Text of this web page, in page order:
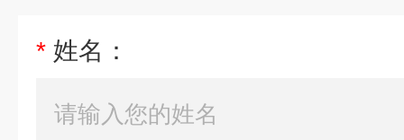
* 姓名：